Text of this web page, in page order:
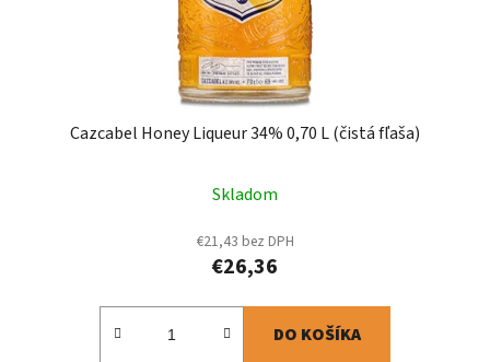
Cazcabel Honey Liqueur 34% 0,70 L (čistá fľaša)
Skladom
€21,43 bez DPH
€26,36
DO KOŠÍKA